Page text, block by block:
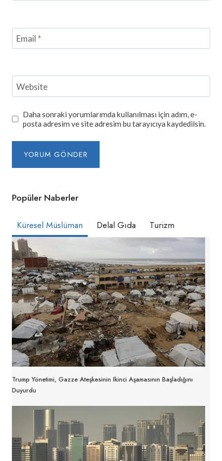
Email *
Website
Daha sonraki yorumlarımda kullanılması için adım, e-
posta adresim ve site adresim bu tarayıcıya kaydedilsin.
Popüler Naberler
Küresel Müslüman Delal Gıda Turizm
Trump Yönetimi, Gazze Ateşkesinin Ikinci Aşamasının Başladığını
Duyurdu